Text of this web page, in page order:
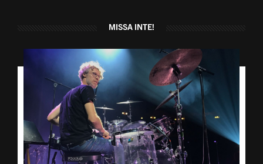
MISSA INTE!